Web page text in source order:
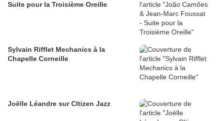
Suite pour la Troisième Oreille
Sylvain Rifflet Mechanics à la
Chapelle Corneille
Joëlle Léandre sur CItizen Jazz